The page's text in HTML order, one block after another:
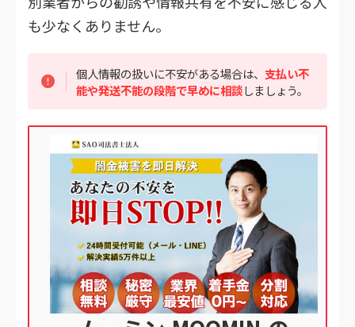
も少なくありません。
個人情報の扱いに不安がある場合は、 支払い不
能や発送不能の段階で早めに相談しましょう。